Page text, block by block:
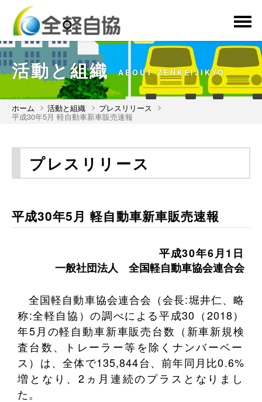
活動と組織 ABOUT ZENKEIJIKYO
ホーム 活動と組織 プレスリリース
平成30年5月 軽自動車新車販売速報
プレスリリース
平成30年5月 軽自動車新車販売速報
平成30年6月1日
一般社団法人 全国軽自動車協会連合会
全国軽自動車協会連合会（会長:堀井仁、略
称:全軽自協）の調べによる平成30（2018）
年5月の軽自動車新車販売台数（新車新規検
査台数、トレーラー等を除くナンバーベー
ス）は、全体で135,844台、前年同月比0.6%
増となり、2ヵ月連続のプラスとなりまし
た。